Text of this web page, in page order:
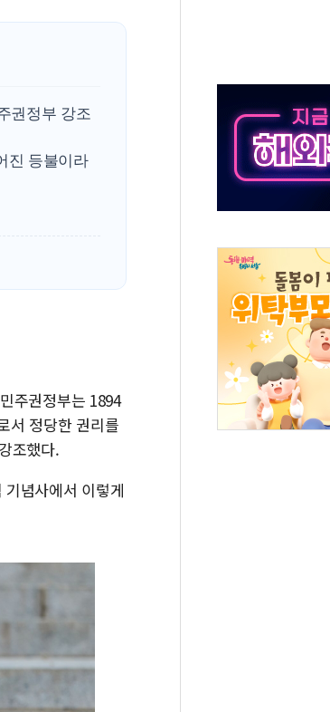
서 말다툼 중 어머니 흉기 살해 10대 아들 체포
합' 꺼낸 김민석에 '뻔뻔' 받아친 정청래…제주 연설서 신경
대통령, ISA 개편 재검토 지시…與 "적극 환영"·野 "졸속
권정부 강조
진 등불이라
주권정부는 1894
서 정당한 권리를
조했다.
념사에서 이렇게